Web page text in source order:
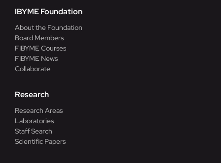
IBYME Foundation
About the Foundation
Board Members
FIBYME Courses
FIBYME News
Collaborate
Research
Research Areas
Laboratories
Staff Search
Scientific Papers